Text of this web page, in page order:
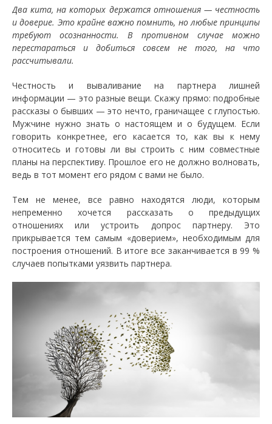
Два кита, на которых держатся отношения — честность
и доверие. Это крайне важно помнить, но любые принципы
требуют осознанности. В противном случае можно
перестараться и добиться совсем не того, на что
рассчитывали.
Честность и вываливание на партнера лишней
информации — это разные вещи. Скажу прямо: подробные
рассказы о бывших — это нечто, граничащее с глупостью.
Мужчине нужно знать о настоящем и о будущем. Если
говорить конкретнее, его касается то, как вы к нему
относитесь и готовы ли вы строить с ним совместные
планы на перспективу. Прошлое его не должно волновать,
ведь в тот момент его рядом с вами не было.
Тем не менее, все равно находятся люди, которым
непременно хочется рассказать о предыдущих
отношениях или устроить допрос партнеру. Это
прикрывается тем самым «доверием», необходимым для
построения отношений. В итоге все заканчивается в 99 %
случаев попытками уязвить партнера.